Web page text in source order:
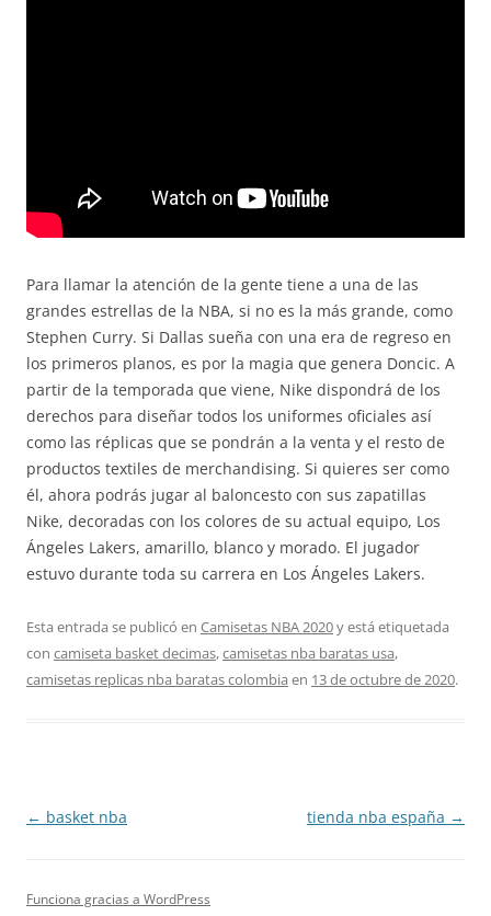
Para llamar la atención de la gente tiene a una de las
grandes estrellas de la NBA, si no es la más grande, como
Stephen Curry. Si Dallas sueña con una era de regreso en
los primeros planos, es por la magia que genera Doncic. A
partir de la temporada que viene, Nike dispondrá de los
derechos para diseñar todos los uniformes oficiales así
como las réplicas que se pondrán a la venta y el resto de
productos textiles de merchandising. Si quieres ser como
él, ahora podrás jugar al baloncesto con sus zapatillas
Nike, decoradas con los colores de su actual equipo, Los
Ángeles Lakers, amarillo, blanco y morado. El jugador
estuvo durante toda su carrera en Los Ángeles Lakers.
Esta entrada se publicó en Camisetas NBA 2020y está etiquetada
con camiseta basket decimas,camisetas nba baratas usa,
camisetas replicas nba baratas colombia en 13 de octubre de 2020.
Navegación
← basket nba tienda nba españa →
Funciona gracias a WordPress